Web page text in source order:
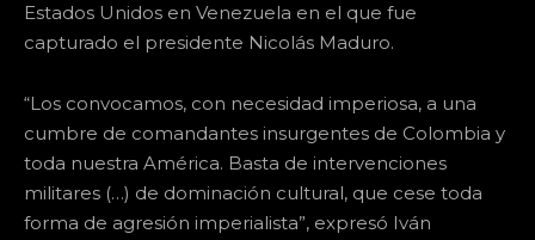
Estados Unidos en Venezuela en el que fue
capturado el presidente Nicolás Maduro.
“Los convocamos, con necesidad imperiosa, a una
cumbre de comandantes insurgentes de Colombia y
toda nuestra América. Basta de intervenciones
militares (…) de dominación cultural, que cese toda
forma de agresión imperialista”, expresó Iván